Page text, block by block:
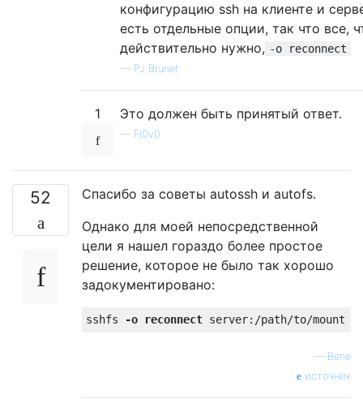
конфигурацию ssh на клиенте и
есть отдельные опции, так что все,
действительно нужно, -o reconnect
— PJ Brunet
1 Это должен быть принятый ответ.
— Fl0v0
52
Спасибо за советы autossh и autofs.
Однако для моей непосредственной
цели я нашел гораздо более простое
решение, которое не было так хорошо
задокументировано:
sshfs -o reconnect
— Bene
источник